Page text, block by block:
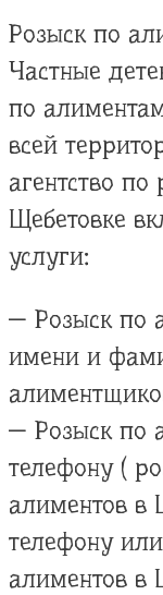
Розыск по
Частные
по
всей
агентство
Щебетовке
услуги:
— Розыск по
имени и
— Розыск по
телефону (
алиментов в
телефону
алиментов в